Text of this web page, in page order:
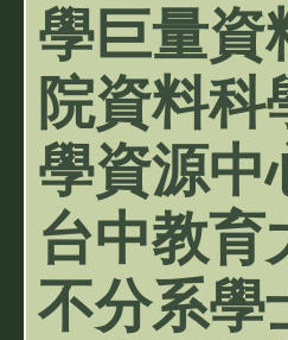
學巨量資
院資料科
學資源中
台中教育
不分系學